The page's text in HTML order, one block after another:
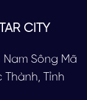
CITY
Sông Mã
Tỉnh